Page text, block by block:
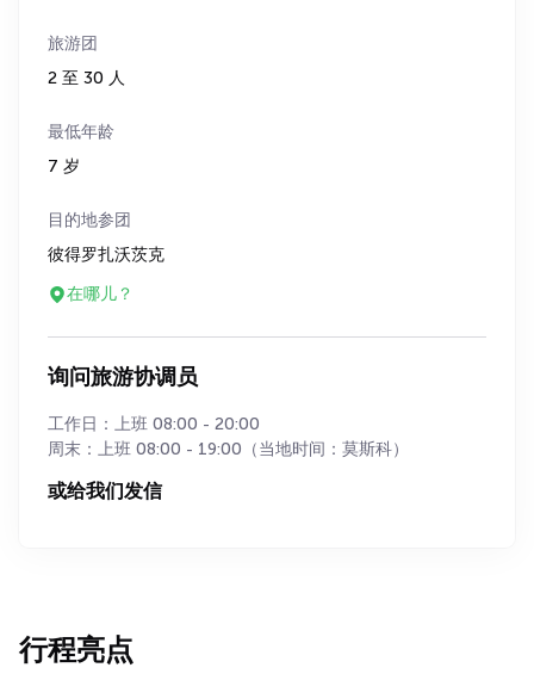
旅游团
2 至 30 人
最低年龄
7 岁
目的地参团
彼得罗扎沃茨克
在哪儿？
询问旅游协调员
工作日：上班 08:00 - 20:00
周末：上班 08:00 - 19:00（当地时间：莫斯科）
或给我们发信
行程亮点